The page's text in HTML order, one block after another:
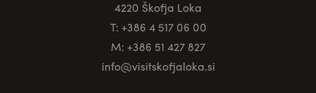
4220 Škofja Loka
T: +386 4 517 06 00
M: +386 51 427 827
info@visitskofjaloka.si